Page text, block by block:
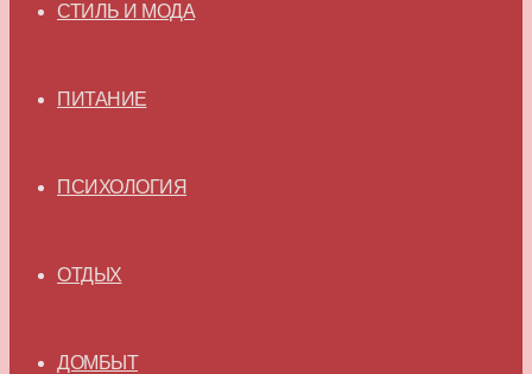
СТИЛЬ И МОДА
ПИТАНИЕ
ПСИХОЛОГИЯ
ОТДЫХ
ДОМБЫТ